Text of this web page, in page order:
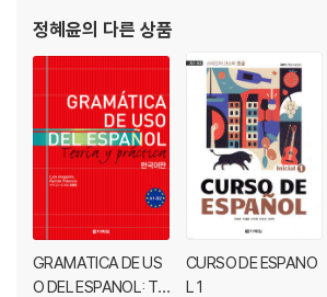
LECCION8 Reciclen el aluminio, el vidrio y
유리, 플라스틱을 재활용하세요.
· Temas y Actividades 180
· Vocabulario y Expresiones 188
· Gramatica y Ejercicios 190
Anexo 부록
· Clave de respuestas 정답 200
· Traducciones de los dialogos 대화 번역 211
· Transcripciones 듣기 활동 대본 · 읽기 지문 번
정혜윤의 다른 상품
GRAMATICA DE US
O DEL ESPANOL: Te
CURSO DE ESPANO
L 1